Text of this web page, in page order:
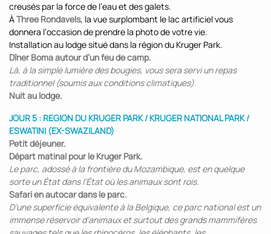
creusés par la force de l’eau et des galets.
ÀThree Rondavels, la vue surplombant le lac artificiel vous
donnera l’occasion de prendre la photo de votre vie.
Installation au lodge situé dans la région du Kruger Park.
Dîner Boma autour d’un feu de camp.
Là, à la simple lumière des bougies, vous sera servi un repas
traditionnel (soumis aux conditions climatiques).
Nuit au lodge.
JOUR 5 : REGION DU KRUGER PARK / KRUGER NATIONAL PARK /
ESWATINI (EX-SWAZILAND)
Petit déjeuner.
Départ matinal pour le Kruger Park.
Le parc, adossé à la frontière du Mozambique, est en quelque
sorte un État dans l’État où les animaux sont rois.
Safari en autocar dans le parc.
D’une superficie équivalente à la Belgique, ce parc national est un
immense réservoir d’animaux et surtout des grands mammifères